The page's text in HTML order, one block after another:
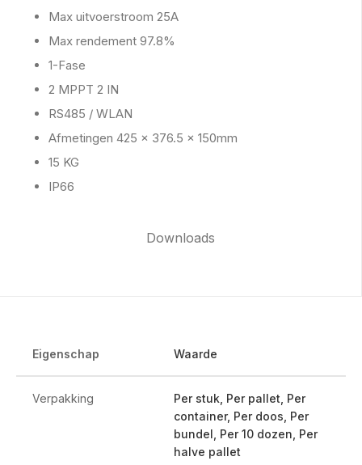
Downloads
Max uitvoerstroom 25A
Max rendement 97.8%
1-Fase
2 MPPT 2 IN
RS485 / WLAN
Afmetingen 425 x 376.5 x 150mm
15 KG
IP66
Eigenschap Waarde
Verpakking
Per stuk, Per pallet, Per
container, Per doos, Per
bundel, Per 10 dozen, Per
halve pallet